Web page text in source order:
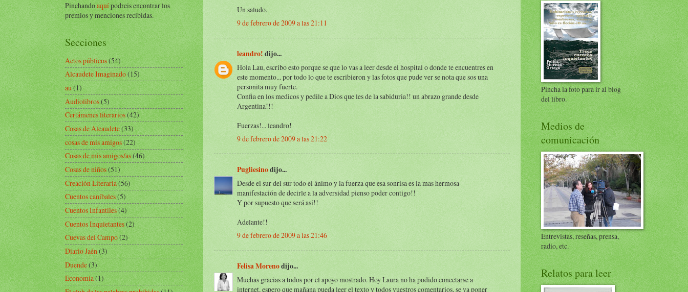
Un saludo.
9 de febrero de 2009 a las 21:11
leandro! dijo...
Hola Lau, escribo esto porque se que lo vas a leer desde el hospital o donde te encuentres en
este momento... por todo lo que te escribieron y las fotos que pude ver se nota que sos una
personita muy fuerte.
Confia en los medicos y pedile a Dios que les de la sabiduria!! un abrazo grande desde
Argentina!!!
Fuerzas!... leandro!
9 de febrero de 2009 a las 21:22
Pugliesinodijo...
Desde el sur del sur todo el ánimo y la fuerza que esa sonrisa es la mas hermosa
manifestación de decirle a la adversidad pienso poder contigo!!
Y por supuesto que será así!!
Adelante!!
9 de febrero de 2009 a las 21:46
Felisa Morenodijo...
Muchas gracias a todos por el apoyo mostrado. Hoy Laura no ha podido conectarse a
internet, espero que mañana pueda leer el texto y todos vuestros comentarios, se va poner
Pinchandoaquípodreis encontrar los
premios y menciones recibidas.
Secciones
Actos públicos(54)
Alcaudete Imaginado(15)
au(1)
Audiolibros(5)
Certámenes literarios(42)
Cosas de Alcaudete(33)
cosas de mis amigos(22)
Cosas de mis amigos/as(46)
Cosas de niños(51)
Creación Literaria(56)
Cuentos caníbales(5)
Cuentos Infantiles(4)
Cuentos Inquietantes(2)
Cuevas del Campo(2)
Diario Jaén(3)
Duende(3)
Economía(1)
Pincha la foto para ir al blog
del libro.
Medios de
comunicación
Entrevistas, reseñas, prensa,
radio, etc.
Relatos para leer